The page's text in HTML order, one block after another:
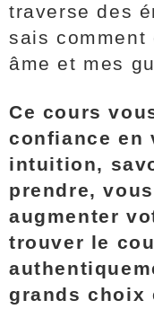
traverse des
sais comment
âme et mes
Ce cours
confiance en
intuition,
prendre,
augmenter
trouver le
grands choix